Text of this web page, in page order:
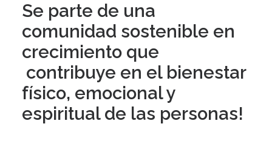
FITPASS TV
FITBIZ
TRENDS
MORE…
Se parte de una
comunidad sostenible en
crecimiento que
contribuye en el bienestar
físico, emocional y
espiritual de las personas!